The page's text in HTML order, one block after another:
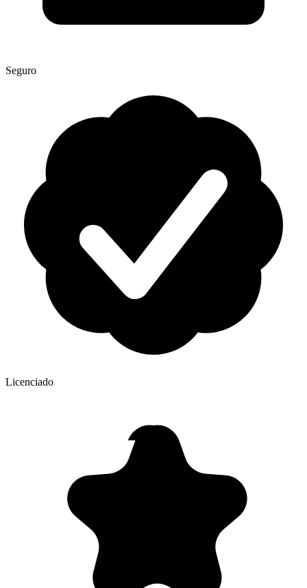
Seguro
Licenciado